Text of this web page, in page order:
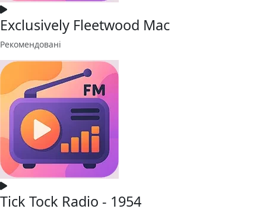
Exclusively Fleetwood Mac
Рекомендовані
Tick Tock Radio - 1954